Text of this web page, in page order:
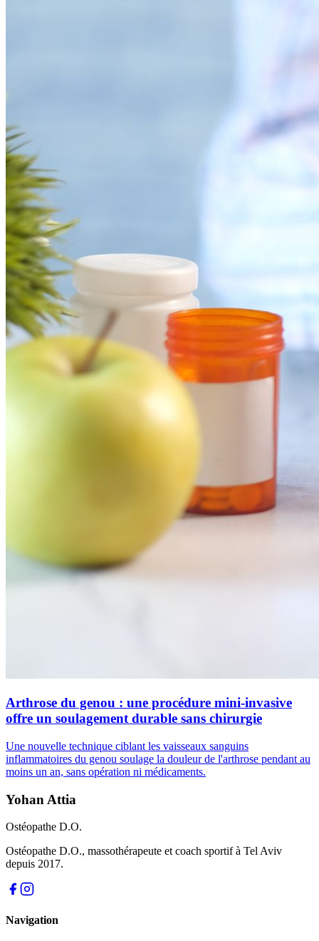
Arthrose du genou : une procédure mini-invasive
offre un soulagement durable sans chirurgie
Une nouvelle technique ciblant les vaisseaux sanguins
inflammatoires du genou soulage la douleur de l'arthrose pendant au
moins un an, sans opération ni médicaments.
Yohan Attia
Ostéopathe D.O.
Ostéopathe D.O., massothérapeute et coach sportif à Tel Aviv
depuis 2017.
Navigation